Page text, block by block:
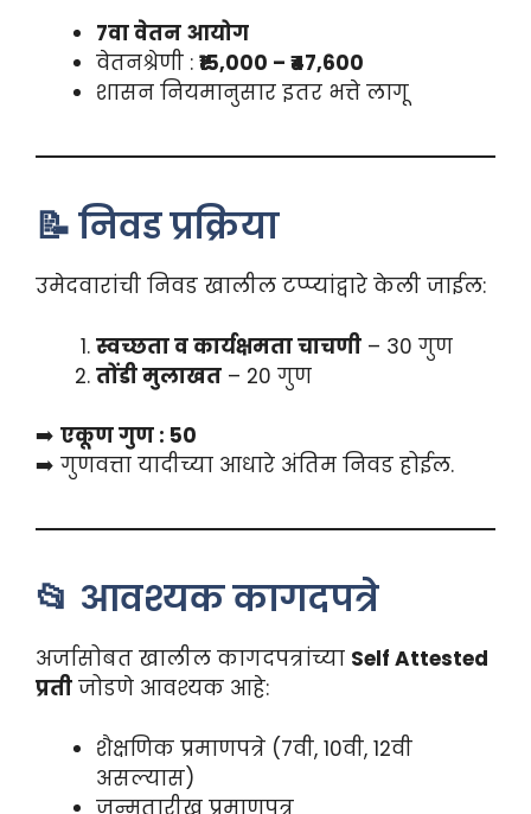
7वा वेतन आयोग
वेतनश्रेणी : ₹15,000 – ₹47,600
शासन नियमानुसार इतर भत्ते लागू
📝 निवड प्रक्रिया
उमेदवारांची निवड खालील टप्प्यांद्वारे केली जाईल:
स्वच्छता व कार्यक्षमता चाचणी – 30 गुण
तोंडी मुलाखत – 20 गुण
➡️ एकूण गुण : 50
➡️ गुणवत्ता यादीच्या आधारे अंतिम निवड होईल.
📂 आवश्यक कागदपत्रे
अर्जासोबत खालील कागदपत्रांच्या Self Attested
प्रती जोडणे आवश्यक आहे:
शैक्षणिक प्रमाणपत्रे (7वी, 10वी, 12वी
असल्यास)
जन्मतारीख प्रमाणपत्र